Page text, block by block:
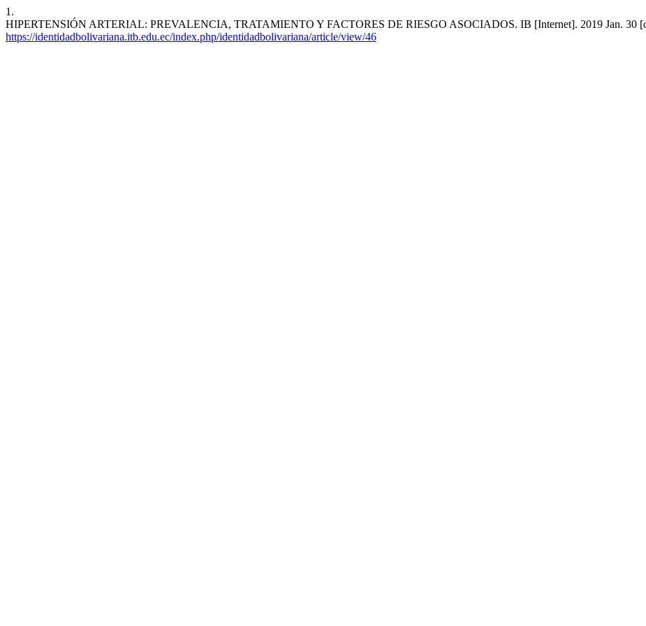
1.
HIPERTENSIÓN ARTERIAL: PREVALENCIA, TRATAMIENTO Y FACTORES DE RIESGO ASOCIADOS. IB [Internet]. 2019 Jan. 30
https://identidadbolivariana.itb.edu.ec/index.php/identidadbolivariana/article/view/46